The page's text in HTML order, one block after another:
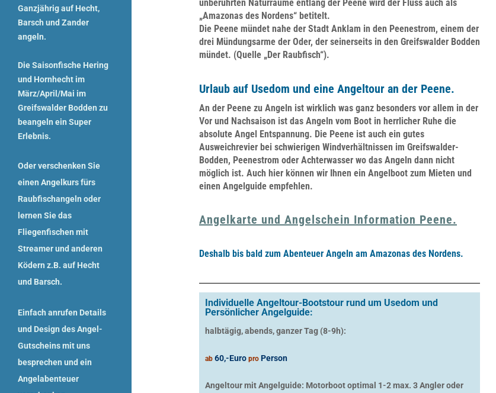
unberührten Naturräume entlang der Peene wird der Fluss auch als
„Amazonas des Nordens“ betitelt.
Die Peene mündet nahe der Stadt Anklam in den Peenestrom, einem der
drei Mündungsarme der Oder, der seinerseits in den Greifswalder Bodden
mündet. (Quelle „Der Raubfisch“).
Urlaub auf Usedom und eine Angeltour an der Peene.
An der Peene zu Angeln ist wirklich was ganz besonders vor allem in der
Vor und Nachsaison ist das Angeln vom Boot in herrlicher Ruhe die
absolute Angel Entspannung. Die Peene ist auch ein gutes
Ausweichrevier bei schwierigen Windverhältnissen im Greifswalder-
Bodden, Peenestrom oder Achterwasser wo das Angeln dann nicht
möglich ist. Auch hier können wir Ihnen ein Angelboot zum Mieten und
einen Angelguide empfehlen.
Angelkarte und Angelschein Information Peene.
Deshalb bis bald zum Abenteuer Angeln am Amazonas des Nordens.
Individuelle Angeltour-Bootstour rund um Usedom und
Persönlicher Angelguide:
halbtägig, abends, ganzer Tag (8-9h):
ab 60,-Euro pro Person
Angeltour mit Angelguide: Motorboot optimal 1-2 max. 3 Angler oder
Ganzjährig auf Hecht,
Barsch und Zander
angeln.
Die Saisonfische Hering
und Hornhecht im
März/April/Mai im
Greifswalder Bodden zu
beangeln ein Super
Erlebnis.
Oder verschenken Sie
einen Angelkursfürs
Raubfischangeln oder
lernen Sie das
Fliegenfischen mit
Streamer und anderen
Ködern z.B. auf Hecht
und Barsch.
Einfach anrufen Details
und Design desAngel-
Gutscheinsmit uns
besprechen und ein
Angelabenteuer